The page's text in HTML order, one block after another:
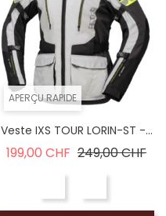
APERÇU RAPIDE
Veste IXS TOUR LORIN-ST -...
199,00 CHF Prix de base
249,00 CHF